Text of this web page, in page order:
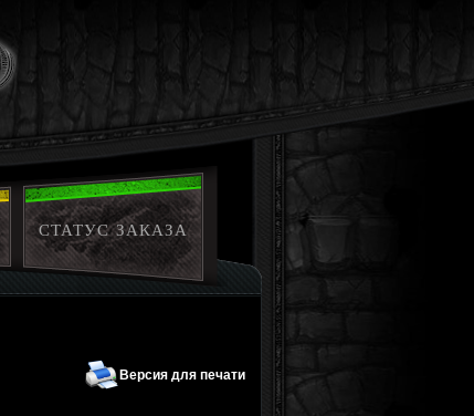
СТАТУС ЗАКАЗА
Версия для печати